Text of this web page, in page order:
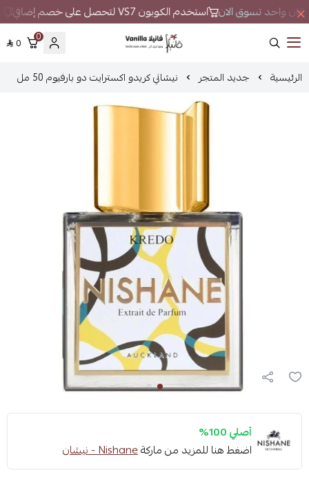
مكان واحد تسوق الان استخدم الكوبون VS7 لتحصل على خصم إضافي
فانيلا
0
0
الرئيسية جديد المتجر نيشاني كريدو اكسترايت دو بارفيوم 50 مل
أصلي 100%
اضغط هنا للمزيد من ماركةNishane - نيشان